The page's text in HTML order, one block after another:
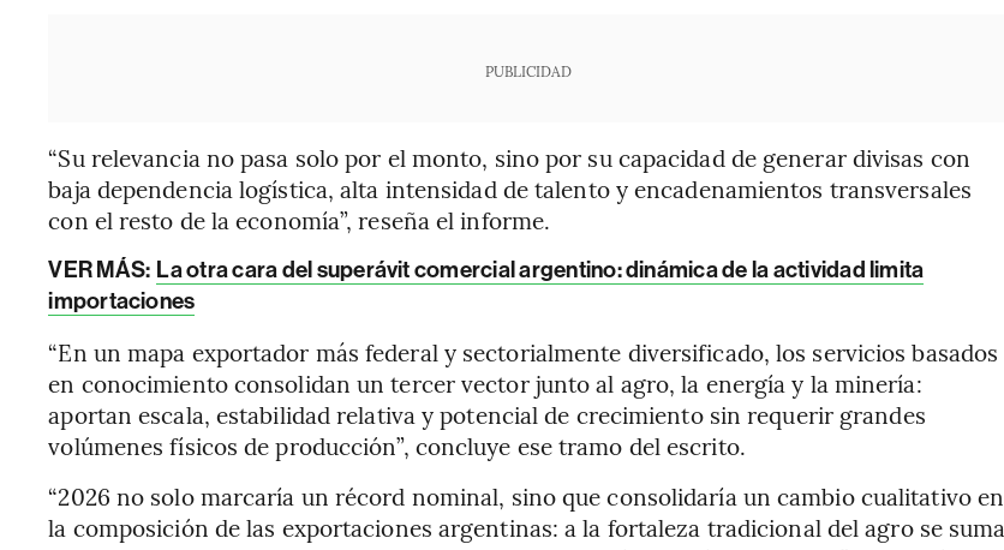
PUBLICIDAD
“Su relevancia no pasa solo por el monto, sino por su capacidad de generar divisas con
baja dependencia logística, alta intensidad de talento y encadenamientos transversales
con el resto de la economía”, reseña el informe.
VER MÁS: La otra cara del superávit comercial argentino: dinámica de la actividad limita
importaciones
“En un mapa exportador más federal y sectorialmente diversificado, los servicios basados
en conocimiento consolidan un tercer vector junto al agro, la energía y la minería:
aportan escala, estabilidad relativa y potencial de crecimiento sin requerir grandes
volúmenes físicos de producción”, concluye ese tramo del escrito.
“2026 no solo marcaría un récord nominal, sino que consolidaría un cambio cualitativo en
la composición de las exportaciones argentinas: a la fortaleza tradicional del agro se suma